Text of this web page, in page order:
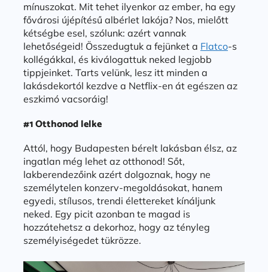
mínuszokat. Mit tehet ilyenkor az ember, ha egy
fővárosi újépítésű albérlet lakója? Nos, mielőtt
kétségbe esel, szólunk: azért vannak
lehetőségeid! Összedugtuk a fejünket a Flatco-s
kollégákkal, és kiválogattuk neked legjobb
tippjeinket. Tarts velünk, lesz itt minden a
lakásdekortól kezdve a Netflix-en át egészen az
eszkimó vacsoráig!
#1 Otthonod lelke
Attól, hogy Budapesten bérelt lakásban élsz, az
ingatlan még lehet az otthonod! Sőt,
lakberendezőink azért dolgoznak, hogy ne
személytelen konzerv-megoldásokat, hanem
egyedi, stílusos, trendi élettereket kínáljunk
neked. Egy picit azonban te magad is
hozzátehetsz a dekorhoz, hogy az tényleg
személyiségedet tükrözze.